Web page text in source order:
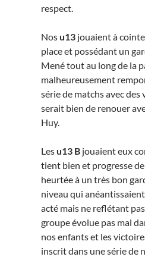
respect.
Nosu13 jouaient à
place et possédant un
Mené tout au long de la
malheureusement
série de matchs avec
serait bien de renouer
Huy.
Lesu13 B jouaient eux
tient bien et progresse de
heurtée à un très bon
niveau qui
acté mais ne reflétant
groupe évolue pas mal
nos enfants et les
inscrit dans une série de